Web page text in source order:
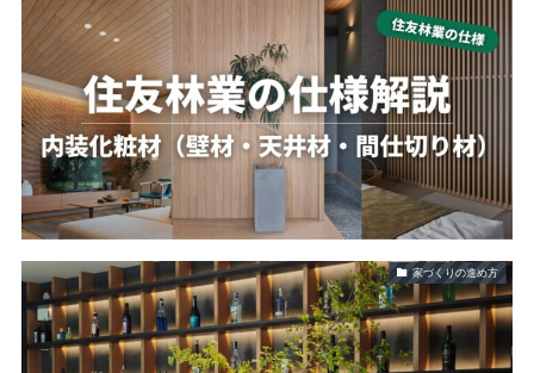
家づくりの進め方